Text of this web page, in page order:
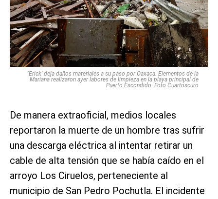
‘Erick’ deja daños materiales a su paso por Oaxaca. Elementos de la
Mariana realizaron ayer labores de limpieza en la playa principal de
Puerto Escondido. Foto Cuartoscuro
De manera extraoficial, medios locales
reportaron la muerte de un hombre tras sufrir
una descarga eléctrica al intentar retirar un
cable de alta tensión que se había caído en el
arroyo Los Ciruelos, perteneciente al
municipio de San Pedro Pochutla. El incidente